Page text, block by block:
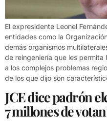
El expresidente Leonel
entidades como la
demás organismos
de reingeniería que les
a los complejos problemas
de los que dijo son
JCE dice padrón
7 millones de